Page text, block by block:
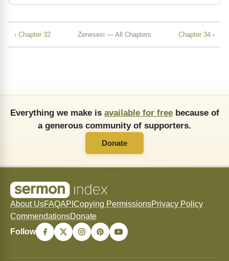
‹ Chapter 32 Zenesesi — All Chapters Chapter 34 ›
Everything we make is available for freebecause of
a generous community of supporters.
Donate
About UsFAQAPI Copying PermissionsPrivacy Policy
CommendationsDonate
Follow